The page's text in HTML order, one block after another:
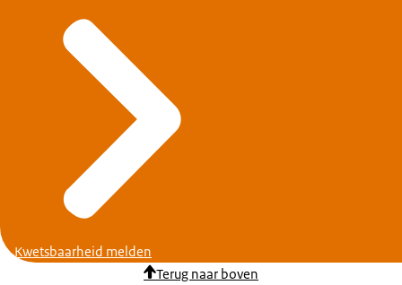
Kwetsbaarheid melden
Terug naar boven